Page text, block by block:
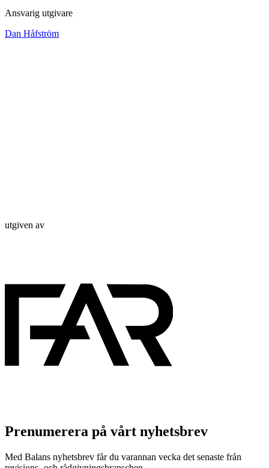
Ansvarig utgivare
Dan Håfström
utgiven av
Prenumerera på vårt nyhetsbrev
Med Balans nyhetsbrev får du varannan vecka det senaste från